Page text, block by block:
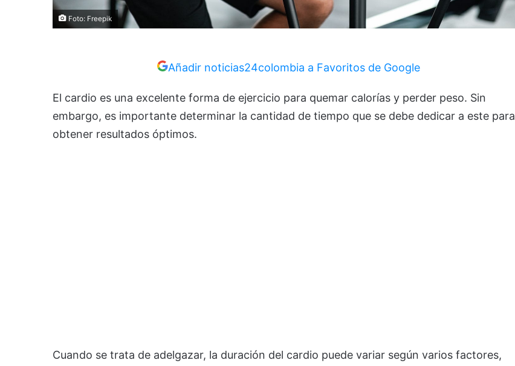
Foto: Freepik
Añadir noticias24colombia a Favoritos de Google
El cardio es una excelente forma de ejercicio para quemar calorías y perder peso. Sin
embargo, es importante determinar la cantidad de tiempo que se debe dedicar a este para
obtener resultados óptimos.
Cuando se trata de adelgazar, la duración del cardio puede variar según varios factores,